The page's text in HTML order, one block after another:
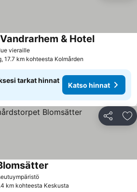
vieraille
& Hotel
17.7 km kohteesta Kolmården
tarkat hinnat
Katso hinnat
Jaa
km kohteesta Keskusta